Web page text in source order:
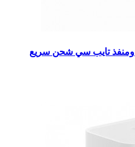
شاحن اكس سكوت بمنفذين usb ومنفذ تايب سي شحن سريع